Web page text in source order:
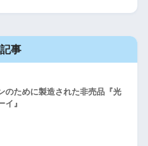
事
のために製造された非売品『光
イ』